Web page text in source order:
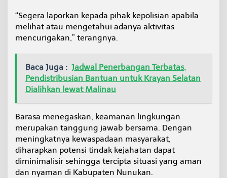
“Segera laporkan kepada pihak kepolisian apabila
melihat atau mengetahui adanya aktivitas
mencurigakan,” terangnya.
Baca Juga : Jadwal Penerbangan Terbatas,
Pendistribusian Bantuan untuk Krayan Selatan
Dialihkan lewat Malinau
Barasa menegaskan, keamanan lingkungan
merupakan tanggung jawab bersama. Dengan
meningkatnya kewaspadaan masyarakat,
diharapkan potensi tindak kejahatan dapat
diminimalisir sehingga tercipta situasi yang aman
dan nyaman di Kabupaten Nunukan.